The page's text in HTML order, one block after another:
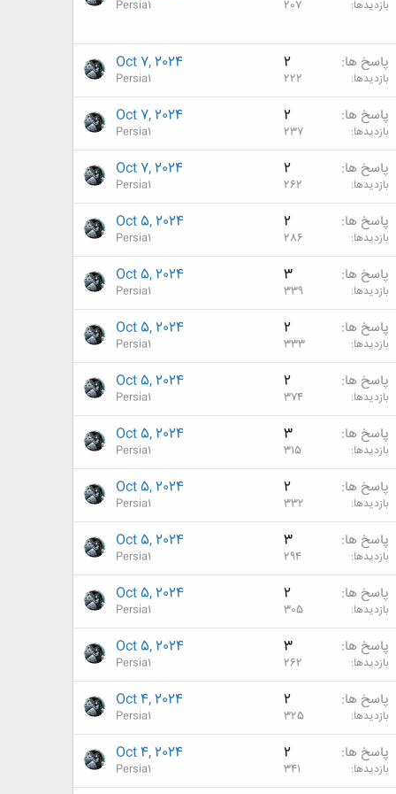
بازدیدها 207
Persia1
پاسخ ها 2
بازدیدها 222
Oct 7, 2024
Persia1
پاسخ ها 2
بازدیدها 237
Oct 7, 2024
Persia1
پاسخ ها 2
بازدیدها 262
Oct 7, 2024
Persia1
پاسخ ها 2
بازدیدها 286
Oct 5, 2024
Persia1
پاسخ ها 3
بازدیدها 339
Oct 5, 2024
Persia1
پاسخ ها 2
بازدیدها 333
Oct 5, 2024
Persia1
پاسخ ها 2
بازدیدها 374
Oct 5, 2024
Persia1
پاسخ ها 3
بازدیدها 315
Oct 5, 2024
Persia1
پاسخ ها 2
بازدیدها 332
Oct 5, 2024
Persia1
پاسخ ها 3
بازدیدها 294
Oct 5, 2024
Persia1
پاسخ ها 2
بازدیدها 305
Oct 5, 2024
Persia1
پاسخ ها 3
بازدیدها 262
Oct 5, 2024
Persia1
پاسخ ها 2
بازدیدها 325
Oct 4, 2024
Persia1
پاسخ ها 2
بازدیدها 341
Oct 4, 2024
Persia1